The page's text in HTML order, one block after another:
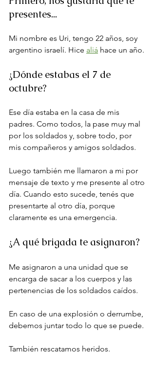
presentes...
Mi nombre es Uri, tengo 22 años, soy
argentino israelí. Hice aliá hace un año.
¿Dónde estabas el 7 de
octubre?
Ese día estaba en la casa de mis
padres. Como todos, la pase muy mal
por los soldados y, sobre todo, por
mis compañeros y amigos soldados.
Luego también me llamaron a mi por
mensaje de texto y me presente al otro
día. Cuando esto sucede, tenés que
presentarte al otro día, porque
claramente es una emergencia.
¿A qué brigada te asignaron?
Me asignaron a una unidad que se
encarga de sacar a los cuerpos y las
pertenencias de los soldados caídos.
En caso de una explosión o derrumbe,
debemos juntar todo lo que se puede.
También rescatamos heridos.